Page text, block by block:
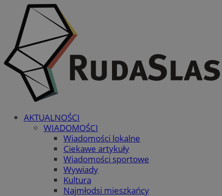
AKTUALNOŚCI
WIADOMOŚCI
Wiadomości lokalne
Ciekawe artykuły
Wiadomości sportowe
Wywiady
Kultura
Najmłodsi mieszkańcy